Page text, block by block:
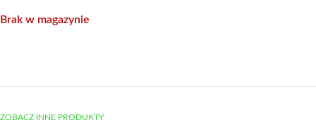
Brak w magazynie
ZOBACZ INNE PRODUKTY